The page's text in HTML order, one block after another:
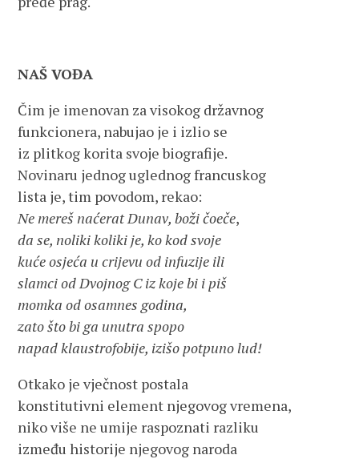
NAŠ VOĐA
Čim je imenovan za visokog državnog
funkcionera, nabujao je i izlio se
iz plitkog korita svoje biografije.
Novinaru jednog uglednog francuskog
lista je, tim povodom, rekao:
Ne mereš naćerat Dunav, boži čoeče,
da se, noliki koliki je, ko kod svoje
kuće osjeća u crijevu od infuzije ili
slamci od Dvojnog C iz koje bi i piš
momka od osamnes godina,
zato što bi ga unutra spopo
napad klaustrofobije, izišo potpuno lud!
Otkako je vječnost postala
konstitutivni element njegovog vremena,
niko više ne umije raspoznati razliku
između historije njegovog naroda